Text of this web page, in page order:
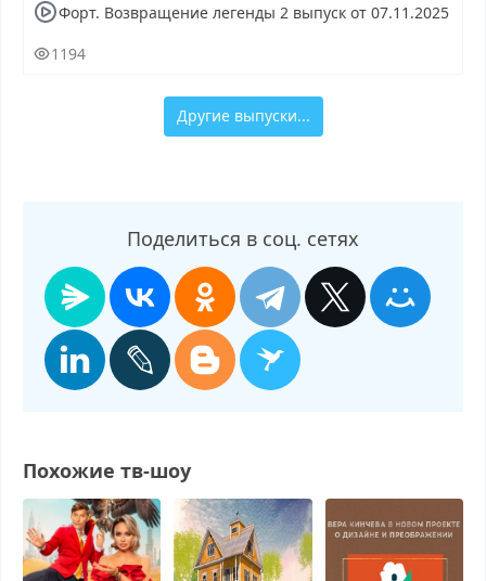
Форт. Возвращение легенды 2 выпуск от 07.11.2025
1194
Другие выпуски...
Поделиться в соц. сетях
Похожие тв-шоу